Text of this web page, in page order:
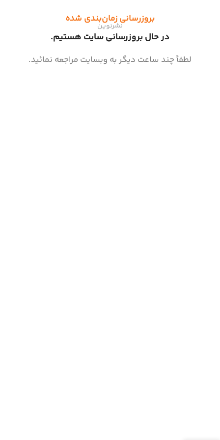
بروزرسانی زمان‌بندی شده
نشرنوین
در حال بروزرسانی سایت هستیم.
لطفاً چند ساعت دیگر به وبسایت مراجعه نمائید.
راهنمای قدرت، چیرگی و نفوذ